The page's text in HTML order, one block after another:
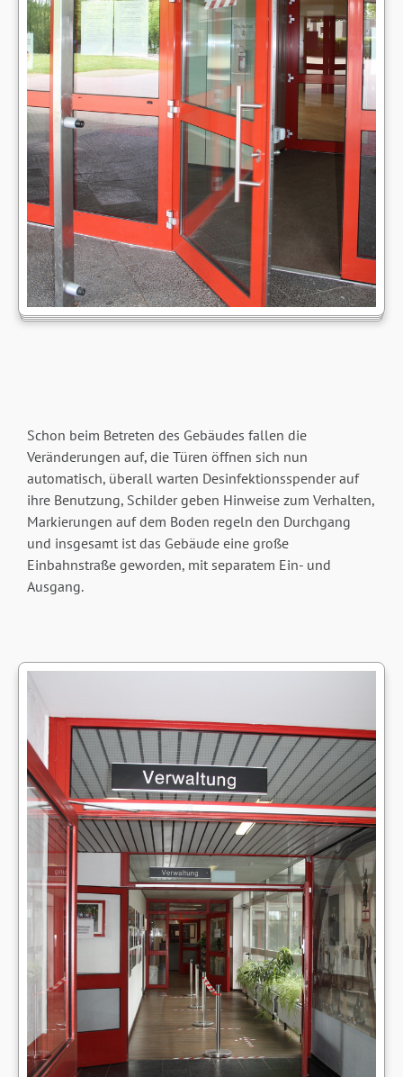
Schon beim Betreten des Gebäudes fallen die
Veränderungen auf, die Türen öffnen sich nun
automatisch, überall warten Desinfektionsspender auf
ihre Benutzung, Schilder geben Hinweise zum Verhalten,
Markierungen auf dem Boden regeln den Durchgang
und insgesamt ist das Gebäude eine große
Einbahnstraße geworden, mit separatem Ein- und
Ausgang.